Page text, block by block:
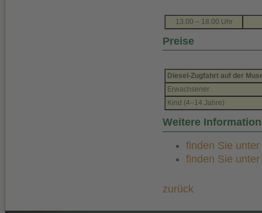
13.00 – 18.00 Uhr
Preise
Diesel-Zugfahrt auf der
Erwachsener
Kind (4–14 Jahre)
Weitere
finden Sie
finden Sie
zurück